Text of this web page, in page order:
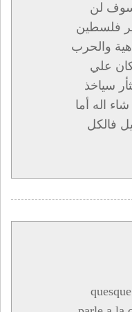
سوف لن
فلسطين
والحرب
علي
سياخذ
اله أما
فالكل